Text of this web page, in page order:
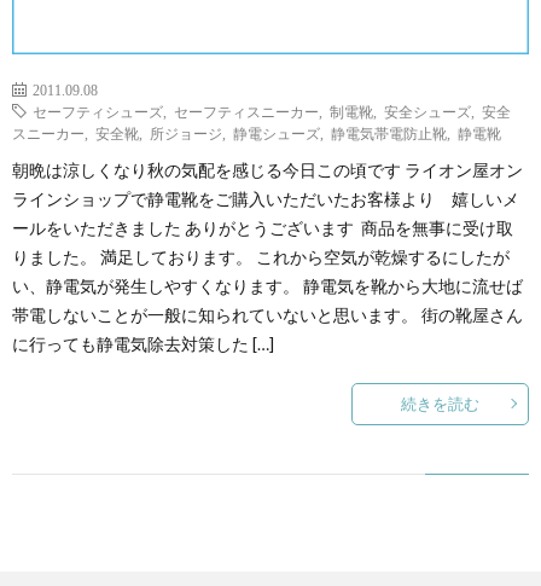
2011.09.08
セーフティシューズ
セーフティスニーカー 制電靴 安全シューズ
安全
スニーカー
安全靴 所ジョージ 静電シューズ 静電気帯電防止靴 静電靴
朝晩は涼しくなり秋の気配を感じる今日この頃です ライオン屋オン
ラインショップで静電靴をご購入いただいたお客様より 嬉しいメ
ールをいただきました ありがとうございます 商品を無事に受け取
りました。 満足しております。 これから空気が乾燥するにしたが
い、静電気が発生しやすくなります。 静電気を靴から大地に流せば
帯電しないことが一般に知られていないと思います。 街の靴屋さん
に行っても静電気除去対策した […]
続きを読む